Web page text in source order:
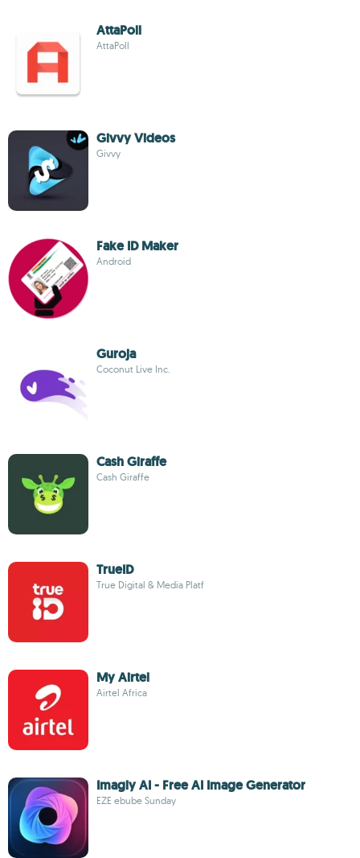
AttaPoll
AttaPoll
Givvy Videos
Givvy
Fake ID Maker
Android
Guroja
Coconut Live Inc.
Cash Giraffe
Cash Giraffe
TrueID
True Digital & Media Platf
My Airtel
Airtel Africa
Imagly AI - Free AI Image Generator
EZE ebube Sunday